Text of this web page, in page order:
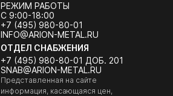
РЕЖИМ РАБОТЫ
С 9:00-18:00
+7 (495) 980-80-01
INFO@ARION-METAL.RU
ОТДЕЛ СНАБЖЕНИЯ
+7 (495) 980-80-01 ДОБ. 201
SNAB@ARION-METAL.RU
Представленная на сайте
информация, касающаяся цен,